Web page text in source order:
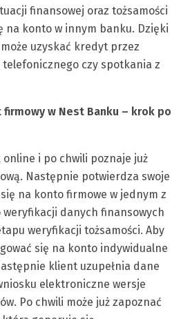
finansowej oraz tożsamości
na konto w innym banku. Dzięki
uzyskać kredyt przez
czy spotkania z
w Nest Banku – krok po
online i po chwili poznaje już
Następnie potwierdza swoje
na konto firmowe w jednym z
danych finansowych
weryfikacji tożsamości. Aby
się na konto indywidualne
klient uzupełnia dane
elektroniczne wersje
Po chwili może już zapoznać